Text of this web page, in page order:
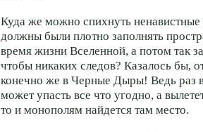
Куда же можно спихнуть
должны были плотно заполнять
время жизни Вселенной, а потом так
чтобы никаких следов? Казалось бы,
конечно же в Черные Дыры! Ведь раз
может упасть все что угодно, а
то и монополям найдется там место.